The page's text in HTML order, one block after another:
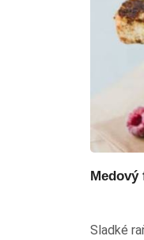
Medový
Sladké